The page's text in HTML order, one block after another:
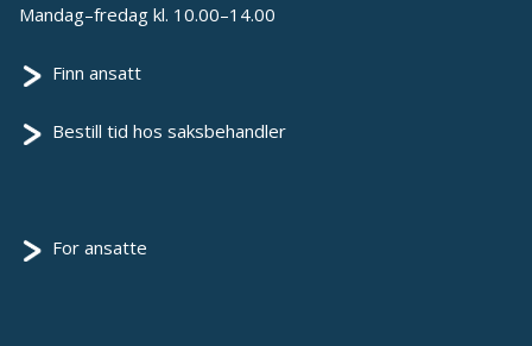
Mandag–fredag kl. 10.00–14.00
Finn ansatt
Bestill tid hos saksbehandler
For ansatte